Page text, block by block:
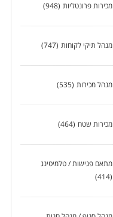
מכירות פרונטליות (948)
מנהל תיקי לקוחות (747)
מנהל מכירות (535)
מכירות שטח (464)
מתאם פגישות / טלמיטינג
(414)